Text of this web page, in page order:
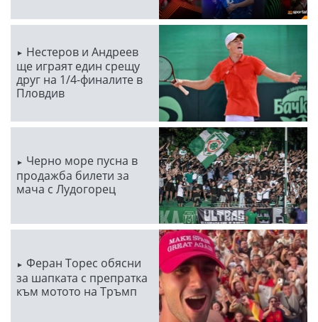
Нестеров и Андреев
ще играят един срещу
друг на 1/4-финалите в
Пловдив
Черно море пусна в
продажба билети за
мача с Лудогорец
Феран Торес обясни
за шапката с препратка
към мотото на Тръмп